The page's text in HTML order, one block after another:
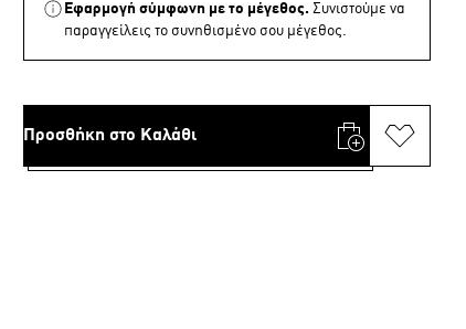
Εφαρμογή σύμφωνη με το μέγεθος. Συνιστούμε να
παραγγείλεις το συνηθισμένο σου μέγεθος.
Προσθήκη στο Καλάθι